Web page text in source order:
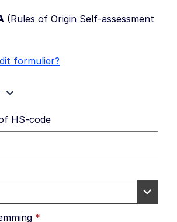
(Rules of Origin Self-assessment
formulier?
HS-code
*